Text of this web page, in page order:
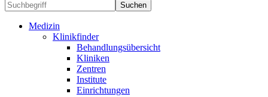
Suchen
Medizin
Klinikfinder
Behandlungsübersicht
Kliniken
Zentren
Institute
Einrichtungen